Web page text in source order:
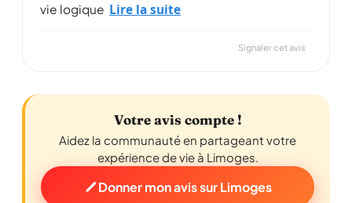
vie logique Lire la suite
Signaler cet avis
Votre avis compte !
Aidez la communauté en partageant votre
expérience de vie à Limoges.
Donner mon avis sur Limoges